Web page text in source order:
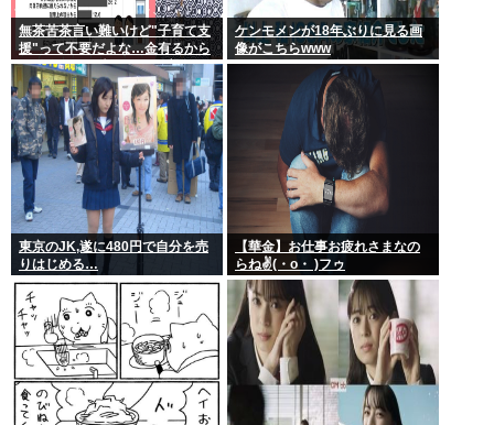
無茶苦茶言い難いけど"子育て支
援"って不要だよな…金有るから
子供作ってる癖に更に政府から
たんまり金貰う屑だよ
ケンモメンが18年ぶりに見る画
像がこちらwww
東京のJK,遂に480円で自分を売
りはじめる…
【華金】お仕事お疲れさまなの
らね✌(・o・ )フゥ